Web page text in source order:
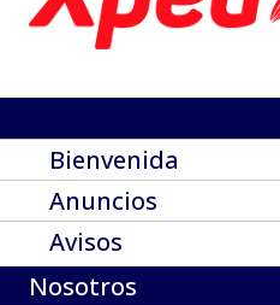
Bienvenida
Anuncios
Avisos
Nosotros